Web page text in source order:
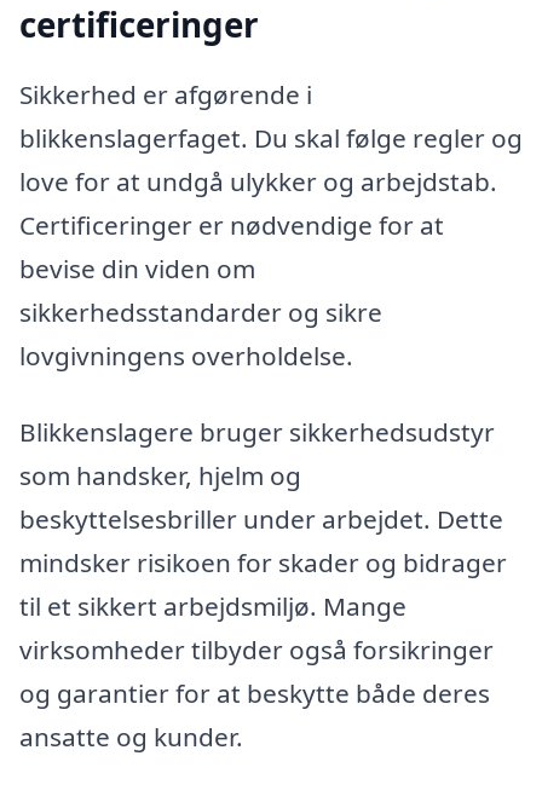
certificeringer
Sikkerhed er afgørende i
blikkenslagerfaget. Du skal følge regler og
love for at undgå ulykker og arbejdstab.
Certificeringer er nødvendige for at
bevise din viden om
sikkerhedsstandarder og sikre
lovgivningens overholdelse.
Blikkenslagere bruger sikkerhedsudstyr
som handsker, hjelm og
beskyttelsesbriller under arbejdet. Dette
mindsker risikoen for skader og bidrager
til et sikkert arbejdsmiljø. Mange
virksomheder tilbyder også forsikringer
og garantier for at beskytte både deres
ansatte og kunder.